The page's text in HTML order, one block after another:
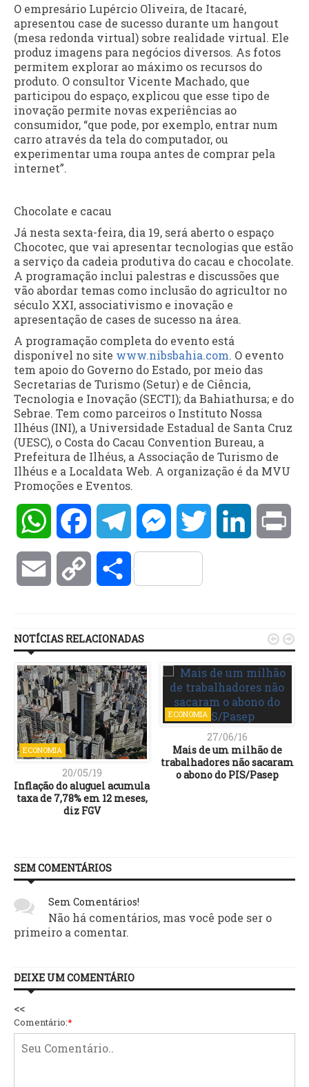
O empresário Lupércio Oliveira, de Itacaré,
apresentou case de sucesso durante um hangout
(mesa redonda virtual) sobre realidade virtual. Ele
produz imagens para negócios diversos. As fotos
permitem explorar ao máximo os recursos do
produto. O consultor Vicente Machado, que
participou do espaço, explicou que esse tipo de
inovação permite novas experiências ao
consumidor, “que pode, por exemplo, entrar num
carro através da tela do computador, ou
experimentar uma roupa antes de comprar pela
internet”.
Chocolate e cacau
Já nesta sexta-feira, dia 19, será aberto o espaço
Chocotec, que vai apresentar tecnologias que estão
a serviço da cadeia produtiva do cacau e chocolate.
A programação inclui palestras e discussões que
vão abordar temas como inclusão do agricultor no
século XXI, associativismo e inovação e
apresentação de cases de sucesso na área.
A programação completa do evento está
disponível no site www.nibsbahia.com. O evento
tem apoio do Governo do Estado, por meio das
Secretarias de Turismo (Setur) e de Ciência,
Tecnologia e Inovação (SECTI); da Bahiathursa; e do
Sebrae. Tem como parceiros o Instituto Nossa
Ilhéus (INI), a Universidade Estadual de Santa Cruz
(UESC), o Costa do Cacau Convention Bureau, a
Prefeitura de Ilhéus, a Associação de Turismo de
Ilhéus e a Localdata Web. A organização é da MVU
Promoções e Eventos.
WhatsAppFacebookTelegramMessengerTwitter LinkedIn
Email Copy Compartilhar
NOTÍCIAS RELACIONADAS
ECONOMIA
20/05/19
Inflação do aluguel acumula
taxa de 7,78% em 12 meses,
diz FGV
ECONOMIA
27/06/16
Mais de um milhão de
trabalhadores não sacaram
o abono do PIS/Pasep
 
SEM COMENTÁRIOS
Sem Comentários!
Não há comentários, mas você pode ser o
primeiro a comentar.
DEIXE UM COMENTÁRIO
<<
Comentário:*